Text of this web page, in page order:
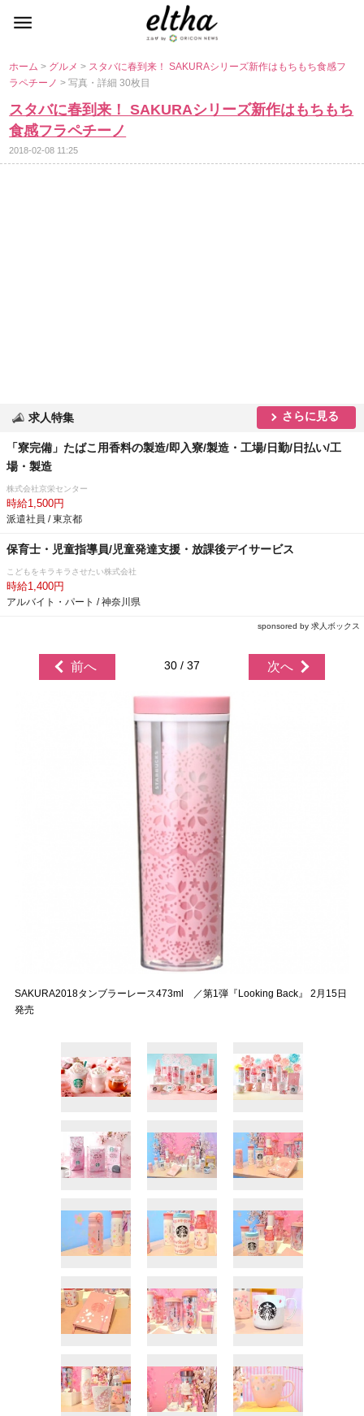
ホーム> グルメ> スタバに春到来！ SAKURAシリーズ新作はもちもち食感フ
ラペチーノ> 写真・詳細 30枚目
スタバに春到来！ SAKURAシリーズ新作はもちもち
食感フラペチーノ
2018-02-08 11:25
求人特集 さらに見る
「寮完備」たばこ用香料の製造/即入寮/製造・工場/日勤/日払い/工
場・製造
株式会社京栄センター
時給1,500円
派遣社員 / 東京都
保育士・児童指導員/児童発達支援・放課後デイサービス
こどもをキラキラさせたい株式会社
時給1,400円
アルバイト・パート / 神奈川県
sponsored by 求人ボックス
前へ 30 / 37 次へ
SAKURA2018タンブラーレース473ml ／第1弾『Looking Back』 2月15日
発売